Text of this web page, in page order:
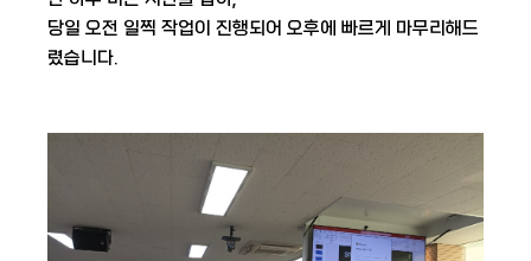
당일 오전 일찍 작업이 진행되어 오후에 빠르게 마무리해드
렸습니다.